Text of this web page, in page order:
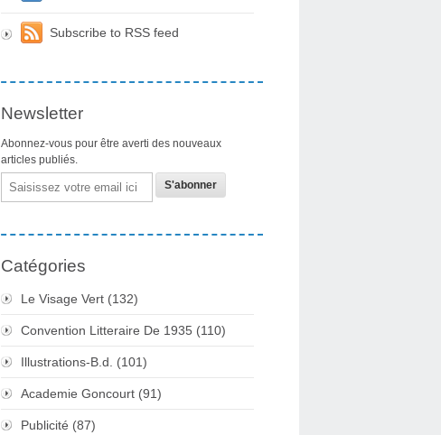
Subscribe to RSS feed
Newsletter
Abonnez-vous pour être averti des nouveaux
articles publiés.
Email
Catégories
Le Visage Vert (132)
Convention Litteraire De 1935 (110)
Illustrations-B.d. (101)
Academie Goncourt (91)
Publicité (87)